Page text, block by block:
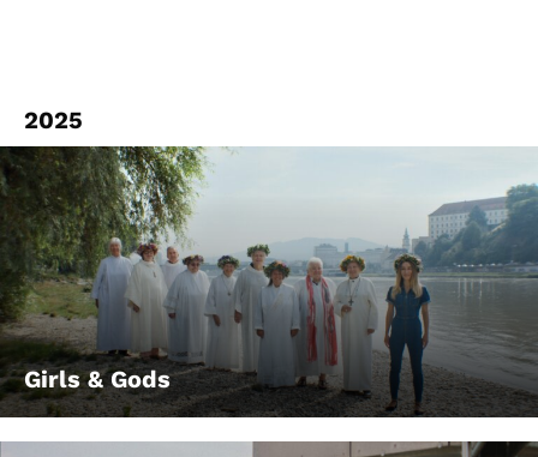
2025
Girls & Gods